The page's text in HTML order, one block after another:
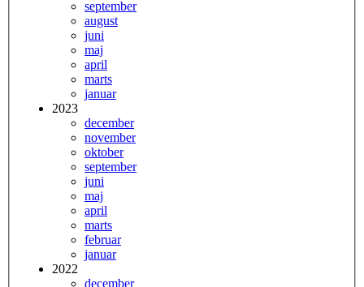
september
august
juni
maj
april
marts
januar
2023
december
november
oktober
september
juni
maj
april
marts
februar
januar
2022
december